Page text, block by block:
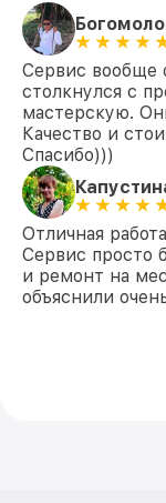
Сервис вообще
столкнулся с
мастерскую.
Качество и
Спасибо)))
Отличная
Сервис просто
и ремонт на
объяснили